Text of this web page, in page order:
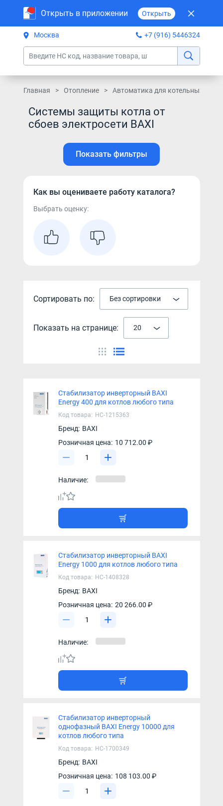
Открыть в приложении Открыть
Москва +7 (916) 5446324
Главная Отопление Автоматика для котельных
Системы защиты котла от
сбоев электросети BAXI
Показать фильтры
Как вы оцениваете работу каталога?
Выбрать оценку:
Сортировать по: Без сортировки
Показать на странице: 20
Стабилизатор инверторный BAXI
Energy 400 для котлов любого типа
Код товара: НС-1215363
Бренд: BAXI
Розничная цена: 10 712.00 ₽
Наличие:
Стабилизатор инверторный BAXI
Energy 1000 для котлов любого типа
Код товара: НС-1408328
Бренд: BAXI
Розничная цена: 20 266.00 ₽
Наличие:
Стабилизатор инверторный
однофазный BAXI Energy 10000 для
котлов любого типа
Код товара: НС-1700349
Бренд: BAXI
Розничная цена: 108 103.00 ₽